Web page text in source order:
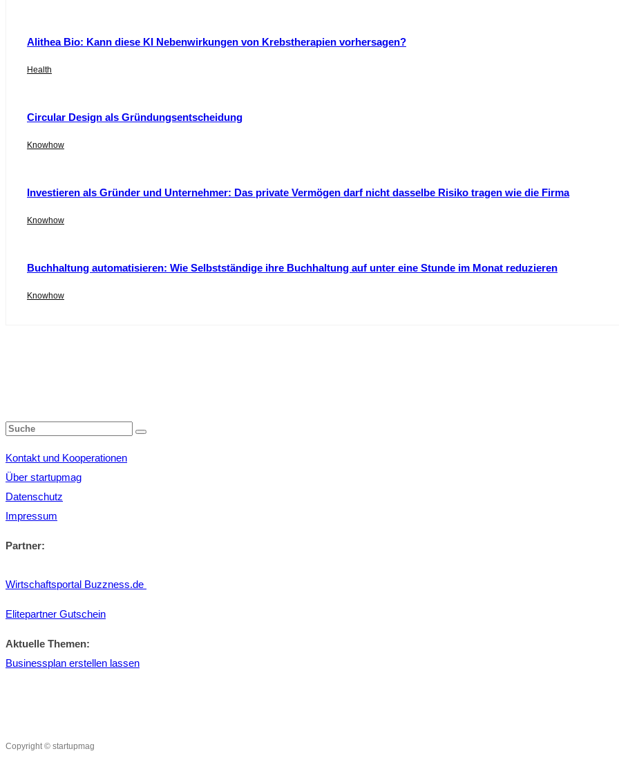
Alithea Bio: Kann diese KI Nebenwirkungen von Krebstherapien vorhersagen?
Health
Circular Design als Gründungsentscheidung
Knowhow
Investieren als Gründer und Unternehmer: Das private Vermögen darf nicht dasselbe Risiko tragen wie die Firma
Knowhow
Buchhaltung automatisieren: Wie Selbstständige ihre Buchhaltung auf unter eine Stunde im Monat reduzieren
Knowhow
Kontakt und Kooperationen
Über startupmag
Datenschutz
Impressum
Partner:
Wirtschaftsportal Buzzness.de
Elitepartner Gutschein
Aktuelle Themen:
Businessplan erstellen lassen
Copyright © startupmag